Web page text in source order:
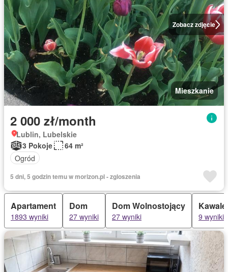
Zobacz zdjęcie
Mieszkanie
2 000 zł/month
Lublin, Lubelskie
3 Pokoje
64 m²
Ogród
5 dni, 5 godzin temu w morizon.pl - zgloszenia
Apartament
1893 wyniki
Dom
27 wyniki
Dom Wolnostojący
27 wyniki 9 wyniki